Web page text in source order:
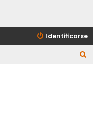
Identificarse